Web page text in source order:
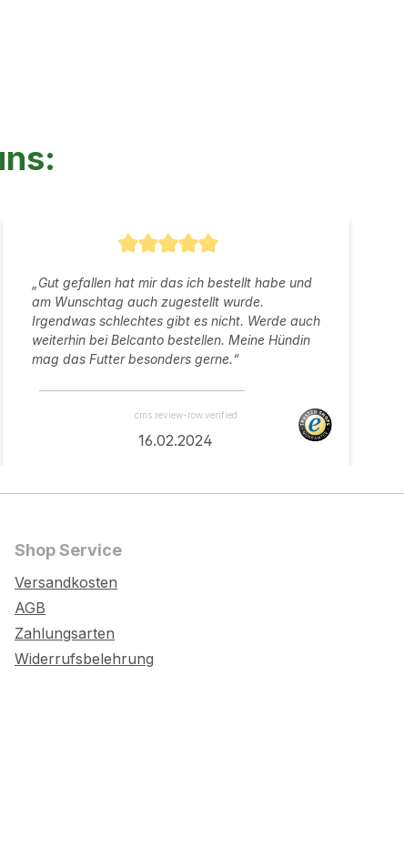
„Gut gefallen hat mir das ich bestellt habe und
am Wunschtag auch zugestellt wurde.
Irgendwas schlechtes gibt es nicht. Werde auch
weiterhin bei Belcanto bestellen. Meine Hündin
mag das Futter besonders gerne.“
cms.review-row.verified
16.02.2024
Shop Service
Versandkosten
AGB
Zahlungsarten
Widerrufsbelehrung